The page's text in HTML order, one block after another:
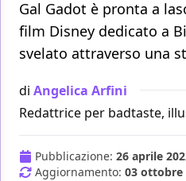
Gal Gadot è pronta a
film Disney dedicato a
svelato attraverso una
di Angelica Arfini
Redattrice per badtaste,
Pubblicazione: 26 aprile
Aggiornamento: 03 ottobre